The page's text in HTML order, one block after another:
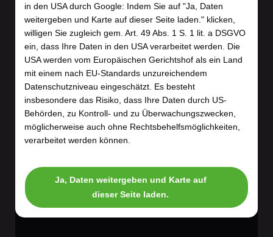
in den USA durch Google: Indem Sie auf "Ja, Daten
weitergeben und Karte auf dieser Seite laden." klicken,
willigen Sie zugleich gem. Art. 49 Abs. 1 S. 1 lit. a DSGVO
ein, dass Ihre Daten in den USA verarbeitet werden. Die
USA werden vom Europäischen Gerichtshof als ein Land
mit einem nach EU-Standards unzureichendem
Datenschutzniveau eingeschätzt. Es besteht
insbesondere das Risiko, dass Ihre Daten durch US-
Behörden, zu Kontroll- und zu Überwachungszwecken,
möglicherweise auch ohne Rechtsbehelfsmöglichkeiten,
verarbeitet werden können.
Ja, Daten weitergeben und Karte auf
dieser Seite laden.